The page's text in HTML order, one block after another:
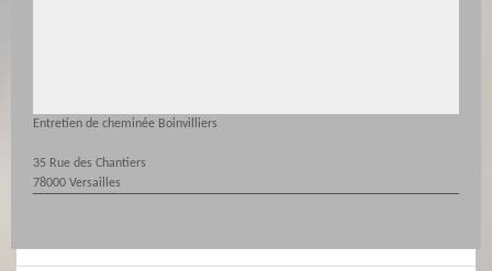
Entretien de cheminée Boinvilliers
35 Rue des Chantiers
78000 Versailles